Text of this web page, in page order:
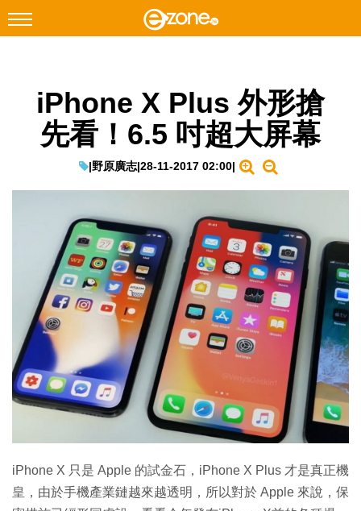
Facebook Instagram
科技焦點
遊戲動漫
EduTech
IT Times
生成式AI與雲端應用
Enterprise Digital Transformation
特集
iPhone X Plus 外形搶
先看！6.5 吋超大屏幕
|野原廣志|28-11-2017 02:00|
iPhone X 只是 Apple 的試金石，iPhone X Plus 才是真正機
皇，由於手機產業鏈越來越透明，所以對於 Apple 來說，保